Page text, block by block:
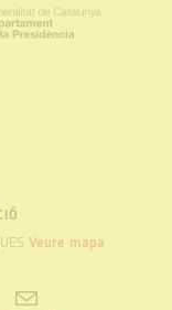
Veure mapa